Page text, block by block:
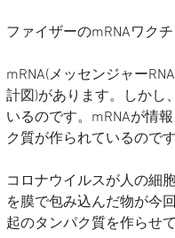
ファイザーのmRNAワク
mRNA(メッセンジャー
計図)があります。しかし
いるのです。mRNAが情
ク質が作られているので
コロナウイルスが人の細
を膜で包み込んだ物が今
起のタンパク質を作らせ